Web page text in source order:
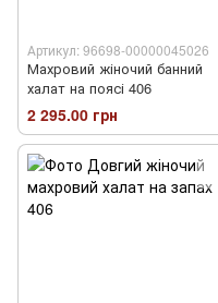
Артикул: 96698-00000045026
Махровий жіночий банний
халат на поясі 406
2 295.00 грн